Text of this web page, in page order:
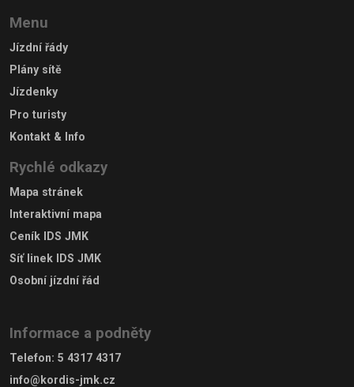
Menu
Jízdní řády
Plány sítě
Jízdenky
Pro turisty
Kontakt & Info
Rychlé odkazy
Mapa stránek
Interaktivní mapa
Ceník IDS JMK
Síť linek IDS JMK
Osobní jízdní řád
Informace a podněty
Telefon: 5 4317 4317
info@kordis-jmk.cz